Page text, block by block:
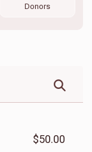
Donors
$50.00